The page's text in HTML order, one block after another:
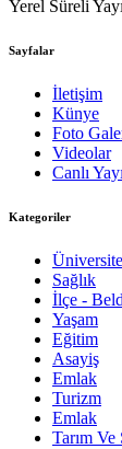
Yerel Süreli
Sayfalar
İletişim
Künye
Foto
Videolar
Canlı
Kategoriler
Üniversite
Sağlık
İlçe -
Yaşam
Eğitim
Asayiş
Emlak
Turizm
Emlak
Tarım Ve